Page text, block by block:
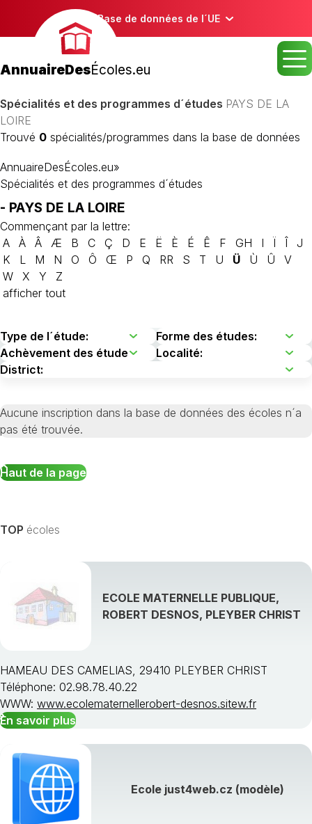
Base de données de l´UE
AnnuaireDesÉcoles.eu
Spécialités et des programmes d´études PAYS DE LA
LOIRE
Trouvé 0 spécialités/programmes dans la base de données
AnnuaireDesÉcoles.eu»
Spécialités et des programmes d´études
- PAYS DE LA LOIRE
Commençant par la lettre:
A
À Â Æ B C Ç D E Ë È É Ê F GH I Ï Î
J
K
L M N O Ô Œ P Q RR S T U Ü Ù Û
V
W
X Y
Z
afficher tout
Aucune inscription dans la base de données des écoles n´a
pas été trouvée.
Haut de la page
TOP écoles
ECOLE MATERNELLE PUBLIQUE,
ROBERT DESNOS, PLEYBER CHRIST
HAMEAU DES CAMELIAS, 29410 PLEYBER CHRIST
Téléphone: 02.98.78.40.22
WWW: www.ecolematernellerobert-desnos.sitew.fr
En savoir plus
Ecole just4web.cz (modèle)